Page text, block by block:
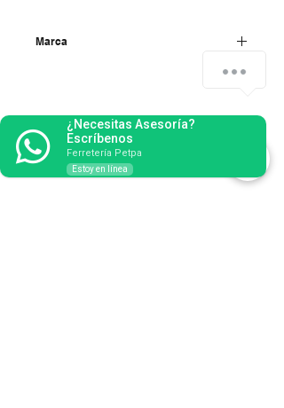
Marca
¿Necesitas Asesoría?
Escríbenos
Ferretería Petpa
Estoy en línea